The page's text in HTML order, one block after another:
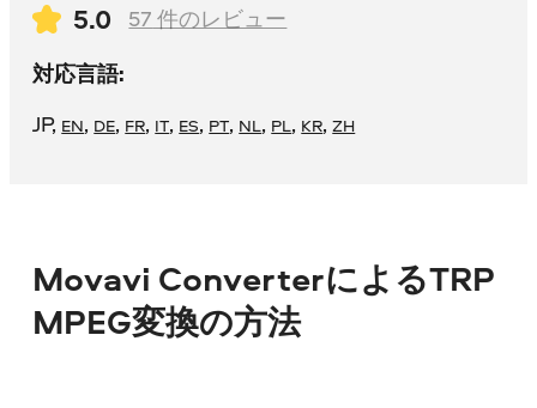
5.0 57 件のレビュー
対応言語:
JP, EN, DE, FR, IT, ES, PT, NL, PL, KR,ZH
Movavi ConverterによるTRP
MPEG変換の方法